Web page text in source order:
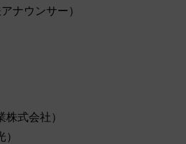
ナウンサー）
式会社）